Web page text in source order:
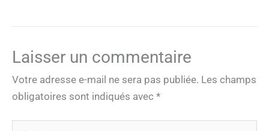
Laisser un commentaire
Votre adresse e-mail ne sera pas publiée. Les champs
obligatoires sont indiqués avec *